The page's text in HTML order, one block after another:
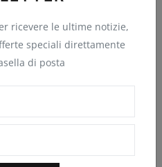
ricevere le ultime notizie,
speciali direttamente
di posta
editoriali che